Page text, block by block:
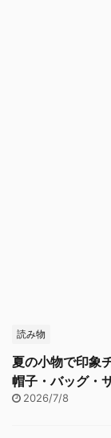
読み物
夏の小物で印象
帽子・バッグ・
2026/7/8